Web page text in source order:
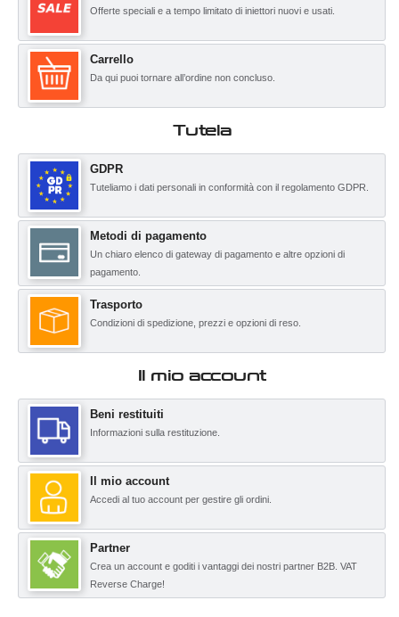
Offerte speciali e a tempo limitato di iniettori nuovi e usati.
Carrello
Da qui puoi tornare all’ordine non concluso.
Tutela
GDPR
Tuteliamo i dati personali in conformità con il regolamento GDPR.
Metodi di pagamento
Un chiaro elenco di gateway di pagamento e altre opzioni di
pagamento.
Trasporto
Condizioni di spedizione, prezzi e opzioni di reso.
Il mio account
Beni restituiti
Informazioni sulla restituzione.
Il mio account
Accedi al tuo account per gestire gli ordini.
Partner
Crea un account e goditi i vantaggi dei nostri partner B2B. VAT
Reverse Charge!